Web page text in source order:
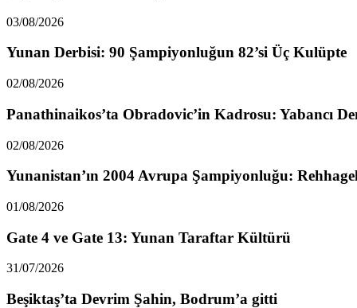
03/08/2026
Yunan Derbisi: 90 Şampiyonluğun 82’si Üç Kulüpte
02/08/2026
Panathinaikos’ta Obradovic’in Kadrosu: Yabancı
02/08/2026
Yunanistan’ın 2004 Avrupa Şampiyonluğu:
01/08/2026
Gate 4 ve Gate 13: Yunan Taraftar Kültürü
31/07/2026
Beşiktaş’ta Devrim Şahin, Bodrum’a gitti